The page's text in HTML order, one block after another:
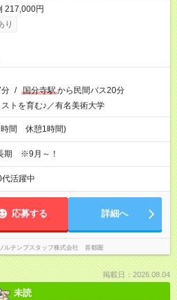
217,000円
り
/ 国分寺駅から民間バス20分
トを育む♪／有名美術大学
時間 休憩1時間)
期 ※9月～！
活躍中
応募する 詳細へ
ルテンプスタッフ株式会社 首都圏
掲載日：2026.08.04
未読